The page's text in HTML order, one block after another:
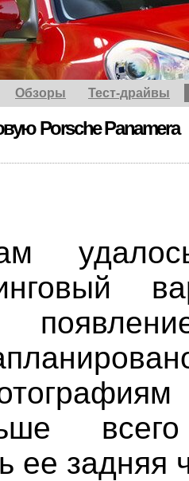
Обзоры Тест-драйвы
Porsche Panamera
ее задняя